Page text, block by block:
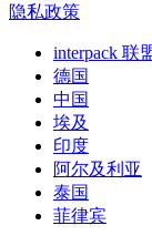
隐私政策
interpack 联
德国
中国
埃及
印度
阿尔及利亚
泰国
菲律宾